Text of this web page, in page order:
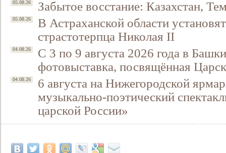
05.08.26 Забытое восстание: Казахстан,
05.08.26
В Астраханской области
страстотерпца Николая II
04.08.26
С 3 по 9 августа 2026 года в
фотовыставка, посвящённая
04.08.26
6 августа на Нижегородской
музыкально-поэтический
царской России»